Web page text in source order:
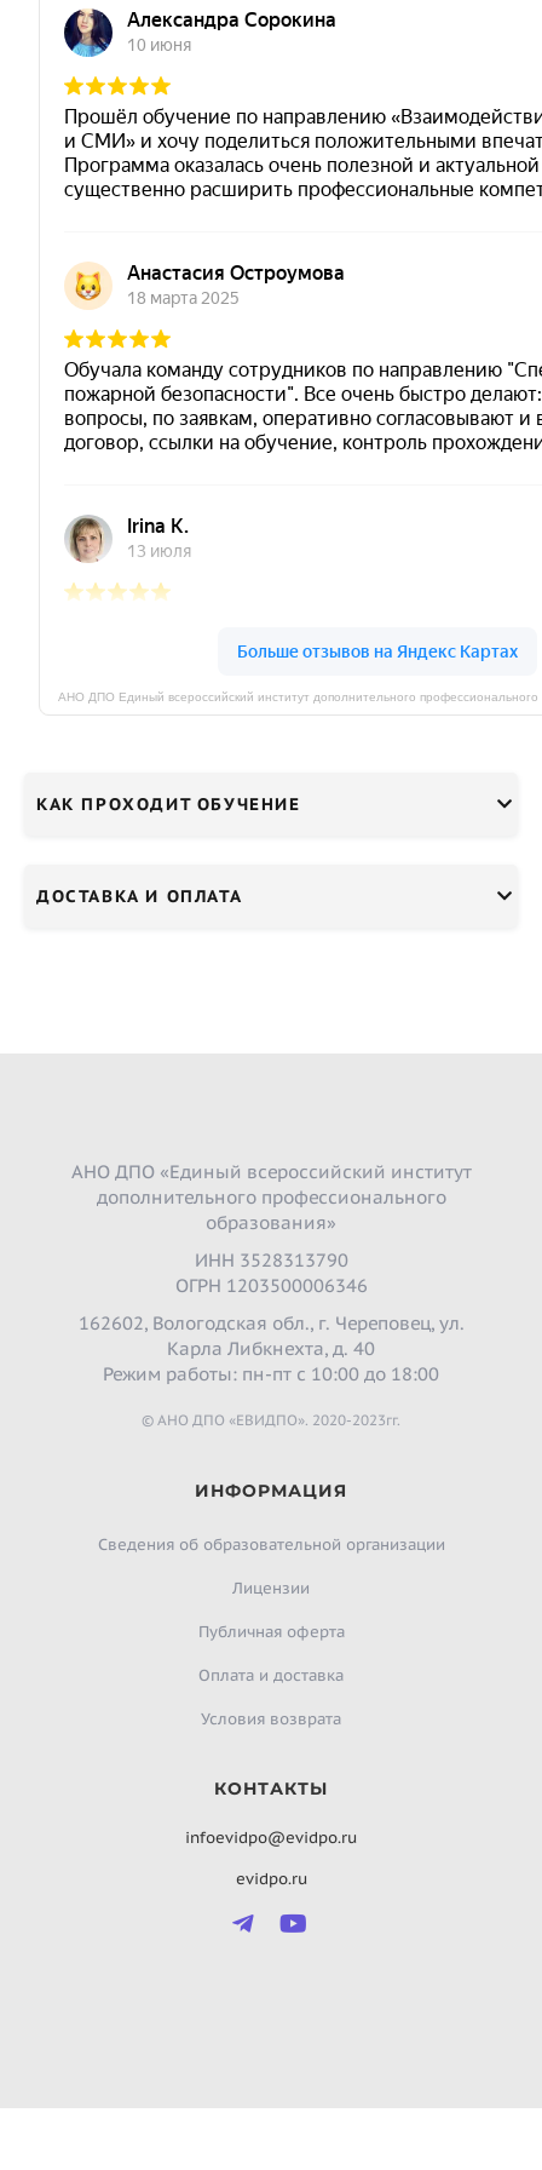
КАК ПРОХОДИТ ОБУЧЕНИЕ
ДОСТАВКА И ОПЛАТА
АНО ДПО «Единый всероссийский институт
дополнительного профессионального
образования»
ИНН 3528313790
ОГРН 1203500006346
162602, Вологодская обл., г. Череповец, ул.
Карла Либкнехта, д. 40
Режим работы: пн-пт с 10:00 до 18:00
© АНО ДПО «ЕВИДПО». 2020-2023гг.
ИНФОРМАЦИЯ
Сведения об образовательной организации
Лицензии
Публичная оферта
Оплата и доставка
Условия возврата
КОНТАКТЫ
infoevidpo@evidpo.ru
evidpo.ru